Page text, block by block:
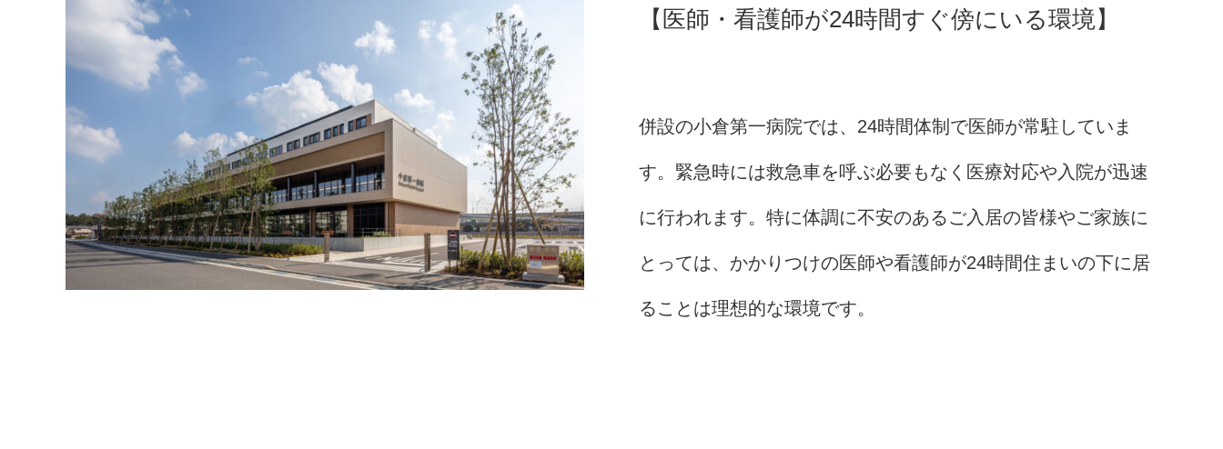
【医師・看護師が24時間すぐ傍にいる環境】
併設の小倉第一病院では、24時間体制で医師が常駐していま
す。緊急時には救急車を呼ぶ必要もなく医療対応や入院が迅速
に行われます。特に体調に不安のあるご入居の皆様やご家族に
とっては、かかりつけの医師や看護師が24時間住まいの下に居
ることは理想的な環境です。